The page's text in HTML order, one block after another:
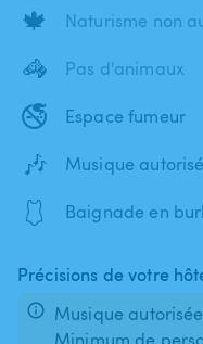
🍁 Naturisme non
🦓 Pas d'animaux
🚭 Espace fumeur
🎶 Musique
🩱 Baignade en
Précisions de votre
Musique